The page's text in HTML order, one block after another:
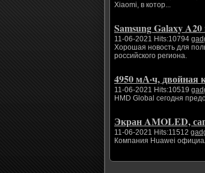
Xiaomi, в котор...
Samsung Galaxy
11-06-2021 Hits:10794
Хорошая новость для
российского региона.
4950 мА·ч,
11-06-2021 Hits:10519
HMD Global сегодня
Экран AMOLED,
11-06-2021 Hits:11512
Компания Huawei